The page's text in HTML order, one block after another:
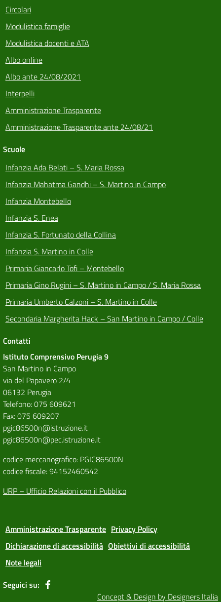
Circolari
Modulistica famiglie
Modulistica docenti e ATA
Albo online
Albo ante 24/08/2021
Interpelli
Amministrazione Trasparente
Amministrazione Trasparente ante 24/08/21
Scuole
Infanzia Ada Belati – S. Maria Rossa
Infanzia Mahatma Gandhi – S. Martino in Campo
Infanzia Montebello
Infanzia S. Enea
Infanzia S. Fortunato della Collina
Infanzia S. Martino in Colle
Primaria Giancarlo Tofi – Montebello
Primaria Gino Rugini – S. Martino in Campo / S. Maria Rossa
Primaria Umberto Calzoni – S. Martino in Colle
Secondaria Margherita Hack – San Martino in Campo / Colle
Contatti
Istituto Comprensivo Perugia 9
San Martino in Campo
via del Papavero 2/4
06132 Perugia
Telefono: 075 609621
Fax: 075 609207
pgic86500n@istruzione.it
pgic86500n@pec.istruzione.it
codice meccanografico: PGIC86500N
codice fiscale: 94152460542
URP – Ufficio Relazioni con il Pubblico
Amministrazione Trasparente Privacy Policy
Dichiarazione di accessibilità Obiettivi di accessibilità
Note legali
Seguici su:
Concept & Design by Designers Italia